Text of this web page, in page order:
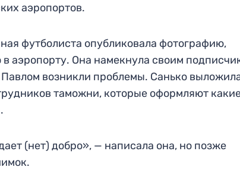
аэропортов.
футболиста опубликовала фотографию,
аэропорту. Она намекнула своим
Павлом возникли проблемы. Санько
таможни, которые оформляют
(нет) добро», — написала она, но позже